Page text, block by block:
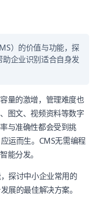
）的价值与功能，探
企业识别适合自身发
量的激增，管理难度也
图文、视频资料等数字
与准确性都会受到挑
运而生。CMS无需编程
能分发。
探讨中小企业常用的
展的最佳解决方案。